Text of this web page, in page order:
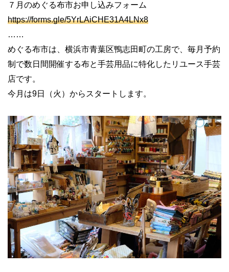
７月のめぐる布市お申し込みフォーム
https://forms.gle/5YrLAiCHE31A4LNx8
……
めぐる布市は、横浜市青葉区鴨志田町の工房で、毎月予約
制で数日間開催する布と手芸用品に特化したリユース手芸
店です。
今月は9日（火）からスタートします。